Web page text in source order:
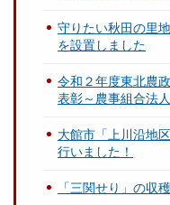
守りたい秋田の里
を設置しました
令和２年度東北農
表彰～農事組合法
大館市「上川沿地
行いました！
「三関せり」の収